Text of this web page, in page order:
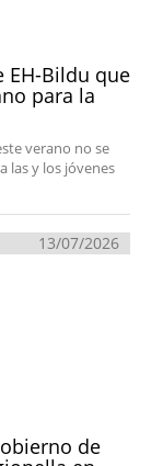
EH-Bildu que
para la
verano no se
las y los jóvenes
13/07/2026
de